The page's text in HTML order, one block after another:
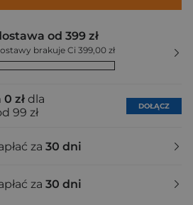
od 399 zł
brakuje Ci 399,00 zł
zł dla
99 zł
DOŁĄCZ
za 30 dni
za 30 dni